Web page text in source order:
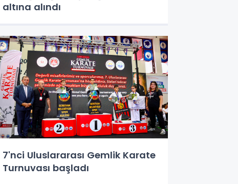
altına alındı
7'nci Uluslararası Gemlik Karate
Turnuvası başladı